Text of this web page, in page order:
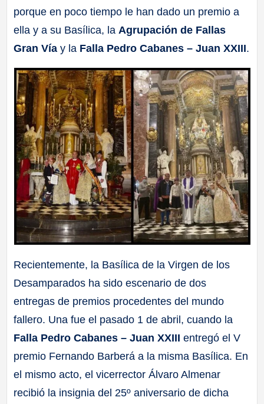
porque en poco tiempo le han dado un premio a
ella y a su Basílica, la Agrupación de Fallas
Gran Vía y la Falla Pedro Cabanes – Juan XXIII.
Recientemente, la Basílica de la Virgen de los
Desamparados ha sido escenario de dos
entregas de premios procedentes del mundo
fallero. Una fue el pasado 1 de abril, cuando la
Falla Pedro Cabanes – Juan XXIIIentregó el V
premio Fernando Barberá a la misma Basílica. En
el mismo acto, el vicerrector Álvaro Almenar
recibió la insignia del 25º aniversario de dicha